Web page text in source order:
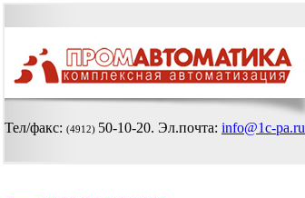
Тел/факс: (4912) 50-10-20. Эл.почта: info@1c-pa.ru